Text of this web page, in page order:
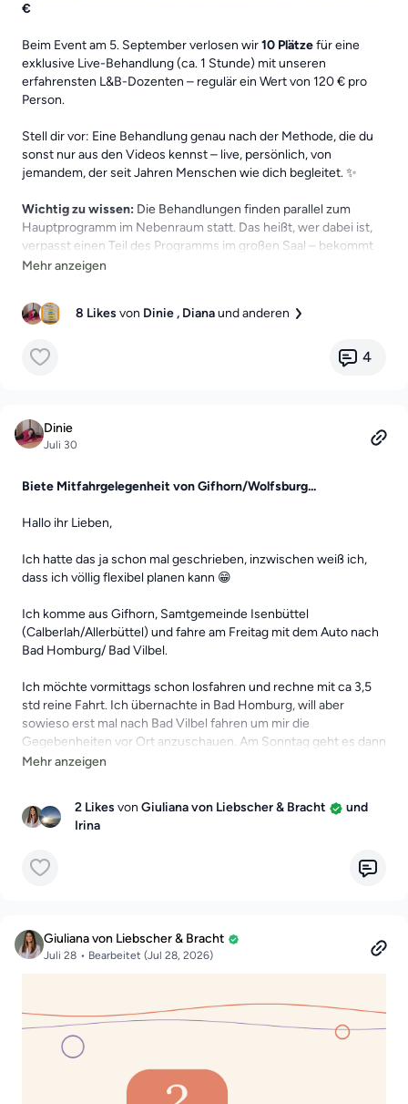
€
Beim Event am 5. September verlosen wir10 Plätzefür eine
exklusive Live-Behandlung (ca. 1 Stunde) mit unseren
erfahrensten L&B-Dozenten – regulär ein Wert von 120 € pro
Person.
Stell dir vor: Eine Behandlung genau nach der Methode, die du
sonst nur aus den Videos kennst – live, persönlich, von
jemandem, der seit Jahren Menschen wie dich begleitet. ✨
Wichtig zu wissen: Die Behandlungen finden parallel zum
Hauptprogramm im Nebenraum statt. Das heißt, wer dabei ist,
verpasst einen Teil des Programms im großen Saal – bekommt
dafür aber diese ganz besondere, kostenlose Behandlung. 😊
Wenn du dabei sein möchtest, schreib uns:
📍 Wo hast du Schmerzen?
🤝 Hast du schon mit L&B geübt oder wurdest du schon mal von
uns rechtzeitig vorher bei den Gewinnern.
Giuliana 💛
8 Likes von Dinie , Dianaund anderen
4
Dinie
Juli 30
Biete Mitfahrgelegenheit von Gifhorn/Wolfsburg...
Hallo ihr Lieben,
Ich hatte das ja schon mal geschrieben, inzwischen weiß ich,
dass ich völlig flexibel planen kann 😁
Ich komme aus Gifhorn, Samtgemeinde Isenbüttel
(Calberlah/Allerbüttel) und fahre am Freitag mit dem Auto nach
Bad Homburg/ Bad Vilbel.
Ich möchte vormittags schon losfahren und rechne mit ca 3,5
std reine Fahrt. Ich übernachte in Bad Homburg, will aber
sowieso erst mal nach Bad Vilbel fahren um mir die
Gegebenheiten vor Ort anzuschauen. Am Sonntag geht es dann
in aller Ruhe wieder zurück.
gerne auch in meinem Umkreis jemanden "einsammeln".
oder unter
melden!
2 Likes von Giuliana von Liebscher & Bracht
und
Irina
Giuliana von Liebscher & Bracht
Juli 28 • Bearbeitet (Jul 28, 2026)